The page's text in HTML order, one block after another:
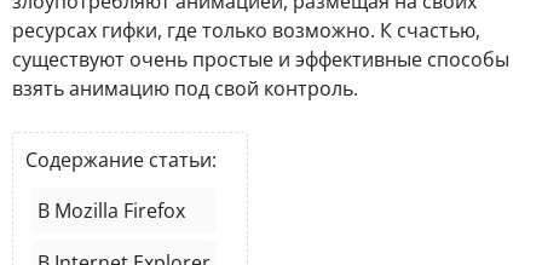
ресурсах гифки, где только возможно. К счастью,
существуют очень простые и эффективные способы
взять анимацию под свой контроль.
Содержание статьи:
В Mozilla Firefox